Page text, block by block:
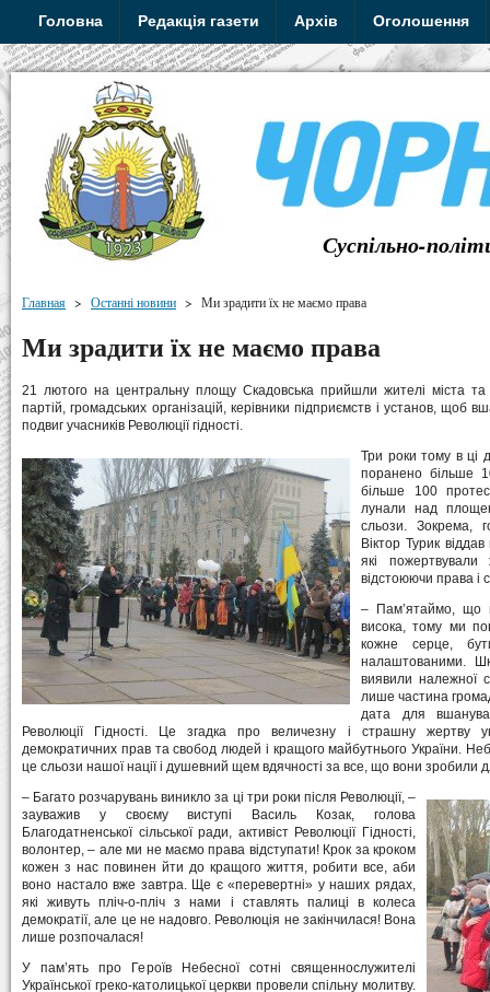
Головна Редакція газети Архів Оголошення
Суспільно-
Главная > Останні новини > Ми зрадити їх не маємо права
Ми зрадити їх не маємо права
21 лютого на центральну площу Скадовська прийшли жителі міста та
партій, громадських організацій, керівники підприємств і установ, щоб
подвиг учасників Революції гідності.
Три роки тому в ці
поранено більше
більше 100
лунали над
сльози. Зокрема,
Віктор Турик
які пожертвували
відстоюючи права і
– Пам’ятаймо, що
висока, тому ми
кожне серце,
налаштованими.
виявили належної
лише частина
дата для
Революції Гідності. Це згадка про величезну і страшну жертву
демократичних прав та свобод людей і кращого майбутнього України.
це сльози нашої нації і душевний щем вдячності за все, що вони зробили
– Багато розчарувань виникло за ці три роки після Революції, –
зауважив у своєму виступі Василь Козак, голова
Благодатненської сільської ради, активіст Революції Гідності,
волонтер, – але ми не маємо права відступати! Крок за кроком
кожен з нас повинен йти до кращого життя, робити все, аби
воно настало вже завтра. Ще є «перевертні» у наших рядах,
які живуть пліч-о-пліч з нами і ставлять палиці в колеса
демократії, але це не надовго. Революція не закінчилася! Вона
лише розпочалася!
У пам’ять про Героїв Небесної сотні священнослужителі
Української греко-католицької церкви провели спільну молитву.